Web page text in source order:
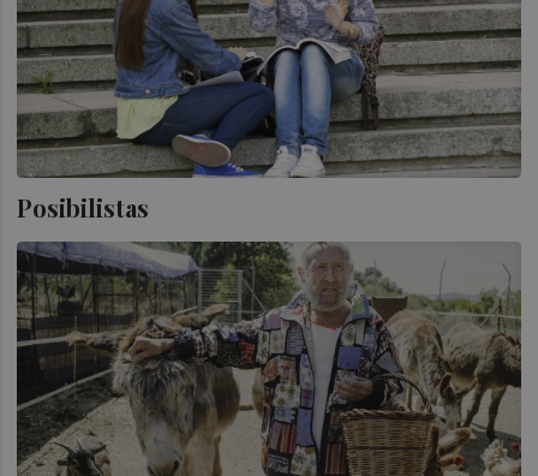
Posibilistas